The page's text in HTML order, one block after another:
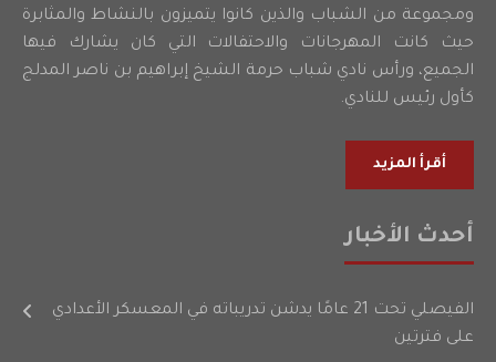
ومجموعة من الشباب والذين كانوا يتميزون بالنشاط والمثابرة
حيث كانت المهرجانات والاحتفالات التي كان يشارك فيها
الجميع، ورأس نادي شباب حرمة الشيخ إبراهيم بن ناصر المدلج
كأول رئيس للنادي.
أقرأ المزيد
أحدث الأخبار
الفيصلي تحت 21 عامًا يدشن تدريباته في المعسكر الأعدادي
على فترتين